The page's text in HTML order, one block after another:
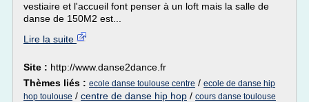
vestiaire et l'accueil font penser à un loft mais la salle de
danse de 150M2 est...
Lire la suite
Site : http://www.danse2dance.fr
Thèmes liés : ecole danse toulouse centre / ecole de danse hip
hop toulouse / centre de danse hip hop / cours danse toulouse